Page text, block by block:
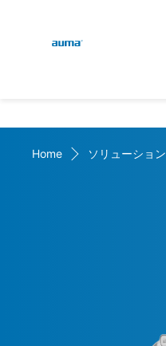
ヨーロッパ
Home ソリューション